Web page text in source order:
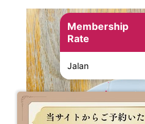
Membership
Rate
Jalan